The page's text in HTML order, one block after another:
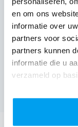
en om ons
informatie over
partners voor
partners kunnen
informatie die u
verzameld op
Bierkasteel, Emelgem
(1 review